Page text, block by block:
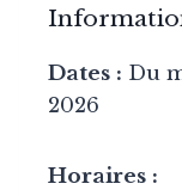
Dates : Du
2026
Horaires :